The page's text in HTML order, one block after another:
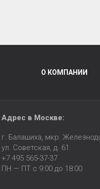
О КОМПАНИИ
Адрес в Москве:
г. Балашиха, мкр.
ул. Советская, д. 61
+7 495 565-37-37
ПН — ПТ с 9:00 до 18:00